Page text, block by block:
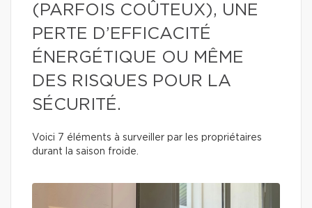
(PARFOIS COÛTEUX), UNE
PERTE D’EFFICACITÉ
ÉNERGÉTIQUE OU MÊME
DES RISQUES POUR LA
SÉCURITÉ.
Voici 7 éléments à surveiller par les propriétaires
durant la saison froide.